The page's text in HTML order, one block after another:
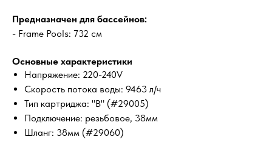
Предназначен для бассейнов:
- Frame Pools: 732 см
Основные характеристики
Напряжение: 220-240V
Скорость потока воды: 9463 л/ч
Тип картриджа: "B" (#29005)
Подключение: резьбовое, 38мм
Шланг: 38мм (#29060)